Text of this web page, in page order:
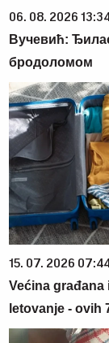
06. 08. 2026
Вучевић:
бродоломом
15. 07. 2026
Većina
letovanje - ovih